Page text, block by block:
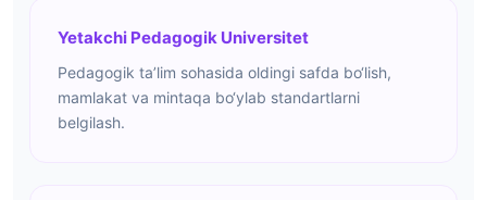
Yetakchi Pedagogik Universitet
Pedagogik ta’lim sohasida oldingi safda bo‘lish,
mamlakat va mintaqa bo‘ylab standartlarni
belgilash.